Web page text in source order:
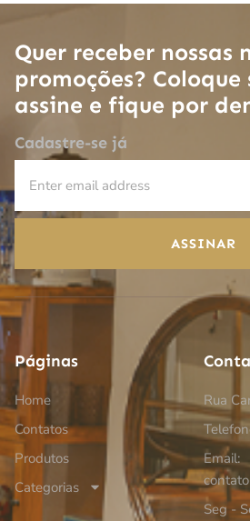
Quer receber nossas
promoções? Coloque
assine e fique por
Cadastre-se já
ASSINAR
Páginas
Home
Contatos
Produtos
Categorias
Rua
Email:
Seg -